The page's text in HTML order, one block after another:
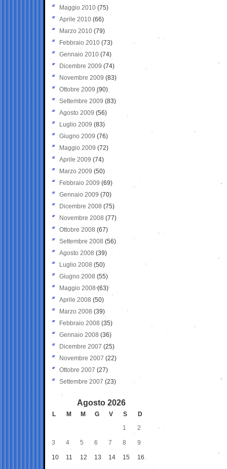
Maggio 2010 (75)
Aprile 2010 (66)
Marzo 2010 (79)
Febbraio 2010 (73)
Gennaio 2010 (74)
Dicembre 2009 (74)
Novembre 2009 (83)
Ottobre 2009 (90)
Settembre 2009 (83)
Agosto 2009 (56)
Luglio 2009 (83)
Giugno 2009 (76)
Maggio 2009 (72)
Aprile 2009 (74)
Marzo 2009 (50)
Febbraio 2009 (69)
Gennaio 2009 (70)
Dicembre 2008 (75)
Novembre 2008 (77)
Ottobre 2008 (67)
Settembre 2008 (56)
Agosto 2008 (39)
Luglio 2008 (50)
Giugno 2008 (55)
Maggio 2008(63)
Aprile 2008 (50)
Marzo 2008 (39)
Febbraio 2008 (35)
Gennaio 2008 (36)
Dicembre 2007 (25)
Novembre 2007 (22)
Ottobre 2007 (27)
Settembre 2007 (23)
Agosto 2026
L M M G V S
D
1
2
3 4 5 6 7 8 9
10 11 12 13 14 15 16